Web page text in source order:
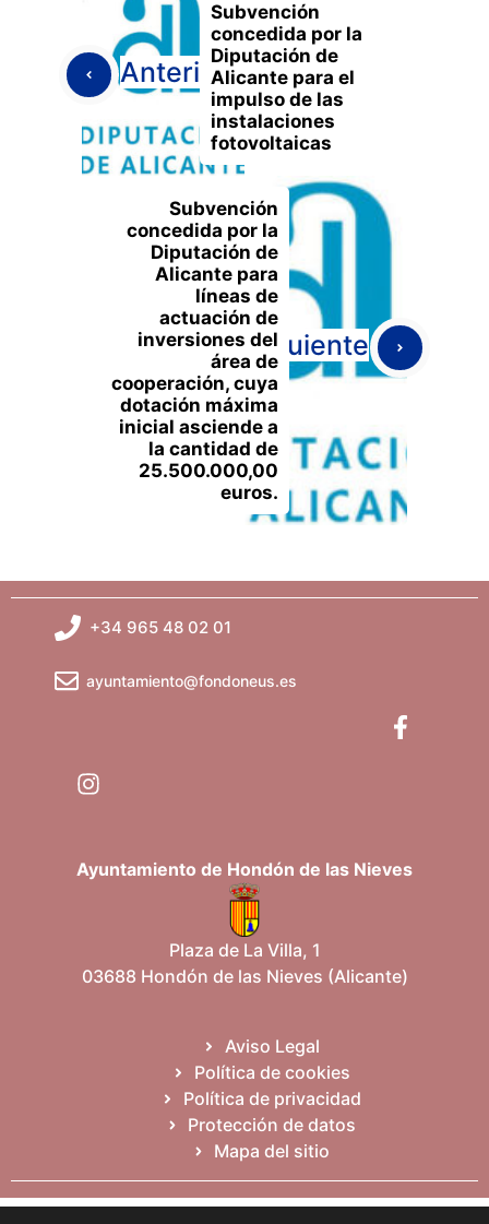
Anterior
Subvención
concedida por la
Diputación de
Alicante para el
impulso de las
instalaciones
fotovoltaicas
Subvención
concedida por la
Diputación de
Alicante para
líneas de
actuación de
inversiones del
área de
cooperación, cuya
dotación máxima
inicial asciende a
la cantidad de
25.500.000,00
euros.
Siguiente
+34 965 48 02 01
ayuntamiento@fondoneus.es
Ayuntamiento de Hondón de las Nieves
Plaza de La Villa, 1
03688 Hondón de las Nieves (Alicante)
Aviso Legal
Política de cookies
Política de privacidad
Protección de datos
Mapa del sitio